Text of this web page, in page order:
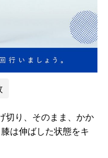
切り、そのまま、かか
は伸ばした状態をキ